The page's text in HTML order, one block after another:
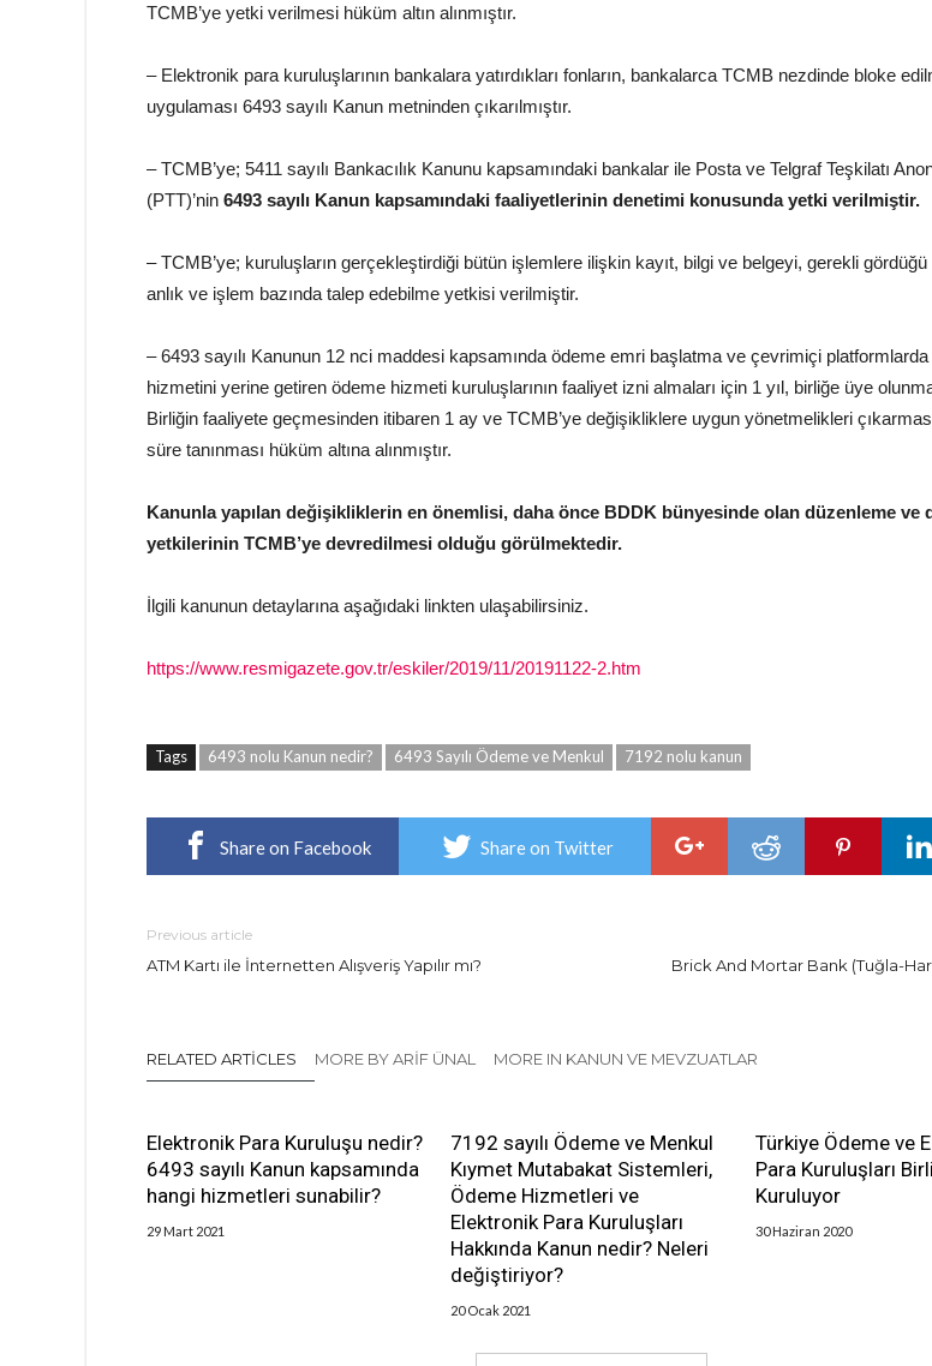
TCMB’ye yetki verilmesi hüküm altın alınmıştır.
– Elektronik para kuruluşlarının bankalara yatırdıkları fonların, bankalarca TCMB nezdinde bloke
uygulaması 6493 sayılı Kanun metninden çıkarılmıştır.
– TCMB’ye; 5411 sayılı Bankacılık Kanunu kapsamındaki bankalar ile Posta ve Telgraf Teşkilatı
(PTT)’nin 6493 sayılı Kanun kapsamındaki faaliyetlerinin denetimi konusunda yetki verilmiştir.
– TCMB’ye; kuruluşların gerçekleştirdiği bütün işlemlere ilişkin kayıt, bilgi ve belgeyi, gerekli
anlık ve işlem bazında talep edebilme yetkisi verilmiştir.
– 6493 sayılı Kanunun 12 nci maddesi kapsamında ödeme emri başlatma ve çevrimiçi
hizmetini yerine getiren ödeme hizmeti kuruluşlarının faaliyet izni almaları için 1 yıl, birliğe üye
Birliğin faaliyete geçmesinden itibaren 1 ay ve TCMB’ye değişikliklere uygun yönetmelikleri
süre tanınması hüküm altına alınmıştır.
Kanunla yapılan değişikliklerin en önemlisi, daha önce BDDK bünyesinde olan düzenleme ve
yetkilerinin TCMB’ye devredilmesi olduğu görülmektedir.
İlgili kanunun detaylarına aşağıdaki linkten ulaşabilirsiniz.
https://www.resmigazete.gov.tr/eskiler/2019/11/20191122-2.htm
Tags 6493 nolu Kanun nedir? 6493 Sayılı Ödeme ve Menkul 7192 nolu kanun
Share on Facebook Share on Twitter
Previous article
ATM Kartı ile İnternetten Alışveriş Yapılır mı?
Brick And Mortar Bank (Tuğla-
RELATED ARTICLES MORE BY ARIF ÜNAL MORE IN KANUN VE MEVZUATLAR
Elektronik Para Kuruluşu nedir?
6493 sayılı Kanun kapsamında
hangi hizmetleri sunabilir?
29 Mart 2021
7192 sayılı Ödeme ve Menkul
Kıymet Mutabakat Sistemleri,
Ödeme Hizmetleri ve
Elektronik Para Kuruluşları
Hakkında Kanun nedir? Neleri
değiştiriyor?
20 Ocak 2021
Türkiye Ödeme ve
Para Kuruluşları
Kuruluyor
30 Haziran 2020